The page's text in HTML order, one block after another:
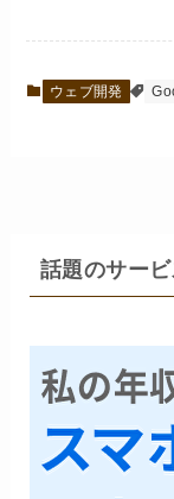
ウェブ開発
話題のサービ